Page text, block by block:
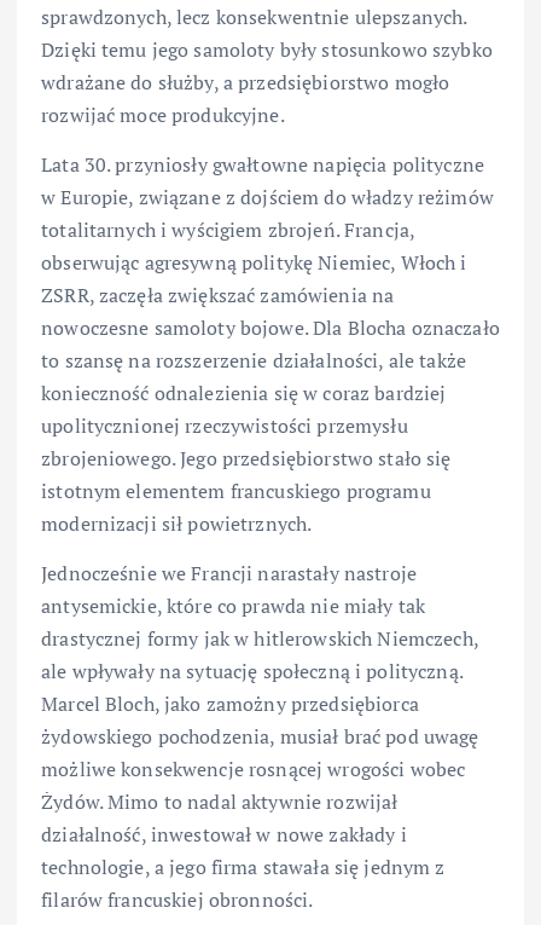
sprawdzonych, lecz konsekwentnie ulepszanych.
Dzięki temu jego samoloty były stosunkowo szybko
wdrażane do służby, a przedsiębiorstwo mogło
rozwijać moce produkcyjne.
Lata 30. przyniosły gwałtowne napięcia polityczne
w Europie, związane z dojściem do władzy reżimów
totalitarnych i wyścigiem zbrojeń. Francja,
obserwując agresywną politykę Niemiec, Włoch i
ZSRR, zaczęła zwiększać zamówienia na
nowoczesne samoloty bojowe. Dla Blocha oznaczało
to szansę na rozszerzenie działalności, ale także
konieczność odnalezienia się w coraz bardziej
upolitycznionej rzeczywistości przemysłu
zbrojeniowego. Jego przedsiębiorstwo stało się
istotnym elementem francuskiego programu
modernizacji sił powietrznych.
Jednocześnie we Francji narastały nastroje
antysemickie, które co prawda nie miały tak
drastycznej formy jak w hitlerowskich Niemczech,
ale wpływały na sytuację społeczną i polityczną.
Marcel Bloch, jako zamożny przedsiębiorca
żydowskiego pochodzenia, musiał brać pod uwagę
możliwe konsekwencje rosnącej wrogości wobec
Żydów. Mimo to nadal aktywnie rozwijał
działalność, inwestował w nowe zakłady i
technologie, a jego firma stawała się jednym z
filarów francuskiej obronności.